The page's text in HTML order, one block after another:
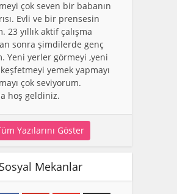
çok seven bir babanın
Evli ve bir prensesin
23 yıllık aktif çalışma
sonra şimdilerde genç
Yeni yerler görmeyi ,yeni
yemek yapmayı
çok seviyorum.
hoş geldiniz.
Yazılarını Göster
Sosyal Mekanlar